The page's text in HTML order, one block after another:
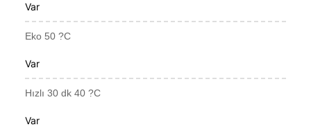
Var
Eko 50 ?C
Var
Hızlı 30 dk 40 ?C
Var